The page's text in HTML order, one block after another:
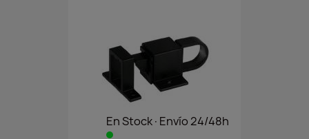
En Stock·Envío 24/48h